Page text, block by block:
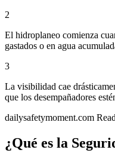
2
El hidroplaneo comienza
gastados o en agua
3
La visibilidad cae
que los desempañadores
dailysafetymoment.com
¿Qué es la